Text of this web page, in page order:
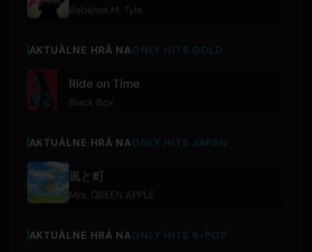
Babalwa M Tyla
AKTUÁLNE HRÁ NAONLY HITS GOLD
Ride on Time
Black Box
AKTUÁLNE HRÁ NAONLY HITS JAPAN
風と町
Mrs. GREEN APPLE
AKTUÁLNE HRÁ NAONLY HITS K-POP